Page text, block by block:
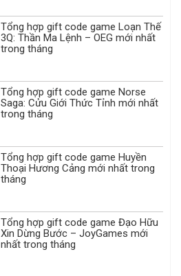
Tổng hợp gift code game Loạn Thế
3Q: Thần Ma Lệnh – OEG mới nhất
trong tháng
Tổng hợp gift code game Norse
Saga: Cửu Giới Thức Tỉnh mới nhất
trong tháng
Tổng hợp gift code game Huyền
Thoại Hương Cảng mới nhất trong
tháng
Tổng hợp gift code game Đạo Hữu
Xin Dừng Bước – JoyGames mới
nhất trong tháng